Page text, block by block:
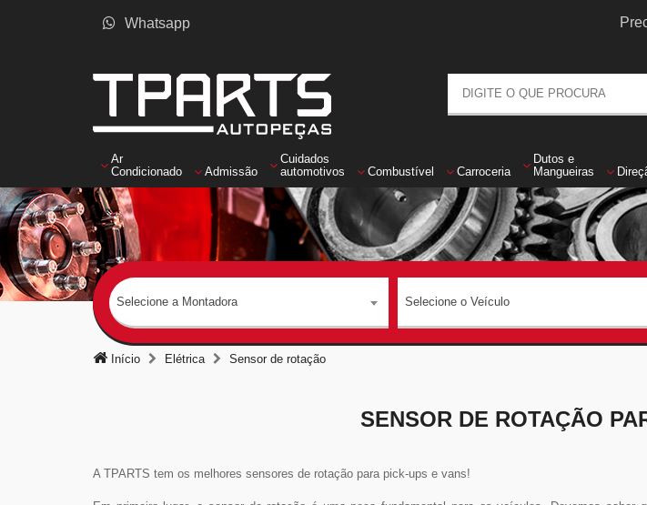
Whatsapp
Ar
Condicionado
Admissão
Cuidados
automotivos
Combustível Carroceria
Dutos e
Mangueiras
Selecione a Montadora Selecione o Veículo
Início Elétrica Sensor de rotação
SENSOR DE ROTAÇÃO
A TPARTS tem os melhores sensores de rotação para pick-ups e vans!